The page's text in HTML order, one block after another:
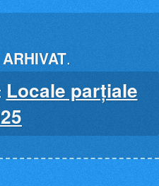
ARHIVAT.
Locale parțiale